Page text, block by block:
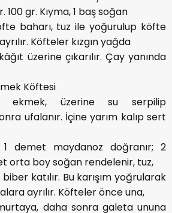
100 gr. Kıyma, 1 baş soğan
baharı, tuz ile yoğurulup köfte
Köfteler kızgın yağda
üzerine çıkarılır. Çay yanında
Köftesi
üzerine su serpilip
ufalanır. İçine yarım kalıp sert
demet maydanoz doğranır; 2
orta boy soğan rendelenir, tuz,
katılır. Bu karışım yoğrularak
ayrılır. Köfteler önce una,
daha sonra galeta ununa